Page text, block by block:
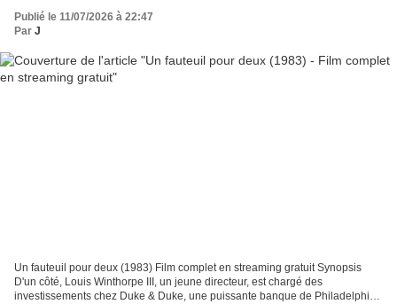
Publié le 11/07/2026 à 22:47
Par J
Un fauteuil pour deux (1983) Film complet en streaming gratuit Synopsis
D'un côté, Louis Winthorpe III, un jeune directeur, est chargé des
investissements chez Duke & Duke, une puissante banque de Philadelphie.